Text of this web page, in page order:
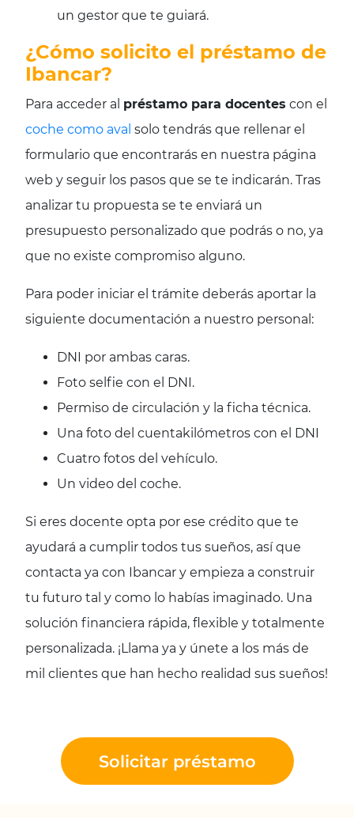
un gestor que te guiará.
¿Cómo solicito el préstamo de
Ibancar?
Para acceder al préstamo para docentes con el
coche como aval solo tendrás que rellenar el
formulario que encontrarás en nuestra página
web y seguir los pasos que se te indicarán. Tras
analizar tu propuesta se te enviará un
presupuesto personalizado que podrás o no, ya
que no existe compromiso alguno.
Para poder iniciar el trámite deberás aportar la
siguiente documentación a nuestro personal:
DNI por ambas caras.
Foto selfie con el DNI.
Permiso de circulación y la ficha técnica.
Una foto del cuentakilómetros con el DNI
Cuatro fotos del vehículo.
Un video del coche.
Si eres docente opta por ese crédito que te
ayudará a cumplir todos tus sueños, así que
contacta ya con Ibancar y empieza a construir
tu futuro tal y como lo habías imaginado. Una
solución financiera rápida, flexible y totalmente
personalizada. ¡Llama ya y únete a los más de
mil clientes que han hecho realidad sus sueños!
Solicitar préstamo